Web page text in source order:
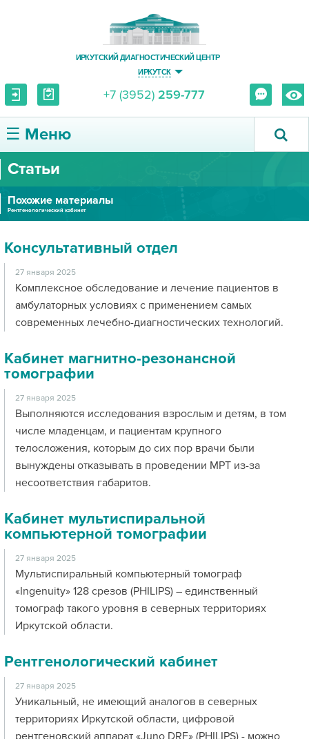
ИРКУТСКИЙ ДИАГНОСТИЧЕСКИЙ ЦЕНТР
ИРКУТСК
+7 (3952) 259-777
☰ Меню
О ЦЕНТРЕ
УСЛУГИ И ЦЕНЫ
ВРАЧУ
ПРАВОВАЯ ИНФОРМАЦИЯ
Статьи
Похожие материалы
Рентгенологический кабинет
Консультативный отдел
27 января 2025
Комплексное обследование и лечение пациентов в
амбулаторных условиях с применением самых
современных лечебно-диагностических технологий.
Кабинет магнитно-резонансной
томографии
27 января 2025
Выполняются исследования взрослым и детям, в том
числе младенцам, и пациентам крупного
телосложения, которым до сих пор врачи были
вынуждены отказывать в проведении МРТ из-за
несоответствия габаритов.
Кабинет мультиспиральной
компьютерной томографии
27 января 2025
Мультиспиральный компьютерный томограф
«Ingenuity» 128 срезов (PHILIPS) – единственный
томограф такого уровня в северных территориях
Иркутской области.
Рентгенологический кабинет
27 января 2025
Уникальный, не имеющий аналогов в северных
территориях Иркутской области, цифровой
рентгеновский аппарат «Juno DRF» (PHILIPS) - можно